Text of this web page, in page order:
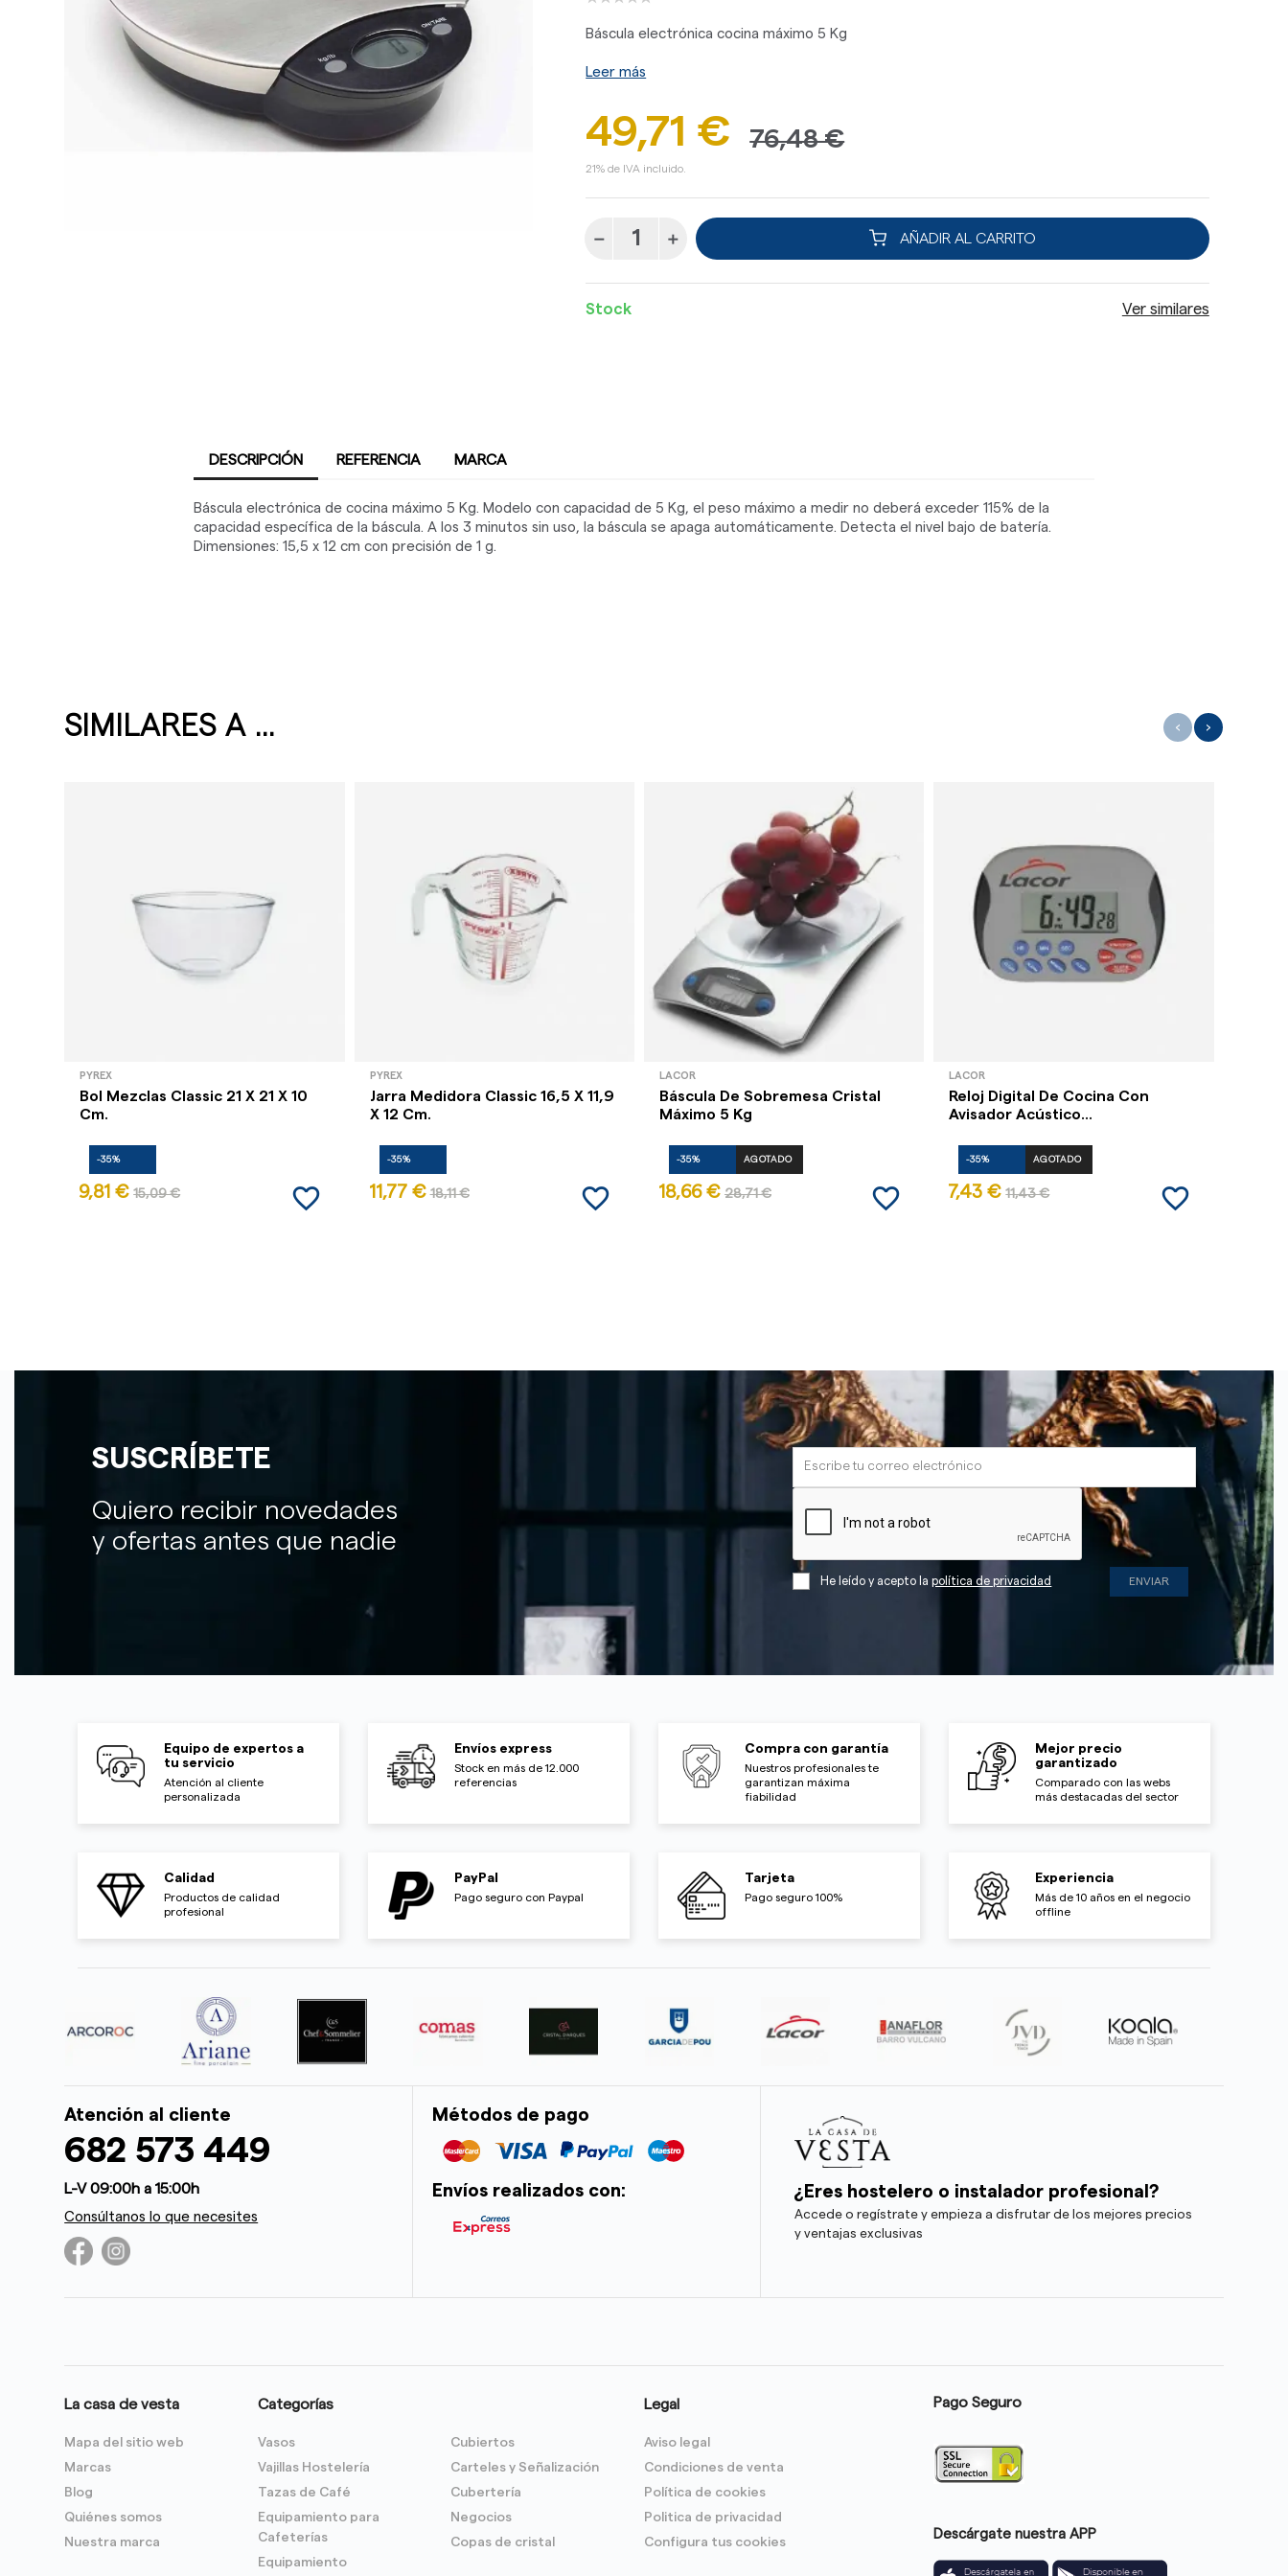
Báscula electrónica cocina máximo 5 Kg
Leer más
49,71 € 76,48 €
21% de IVA incluido.
AÑADIR AL CARRITO
Stock Ver similares
DESCRIPCIÓN REFERENCIA MARCA
Báscula electrónica de cocina máximo 5 Kg. Modelo con capacidad de 5 Kg, el peso máximo a medir no deberá exceder 115% de la
capacidad específica de la báscula. A los 3 minutos sin uso, la báscula se apaga automáticamente. Detecta el nivel bajo de batería.
Dimensiones: 15,5 x 12 cm con precisión de 1 g.
SIMILARES A ...
PYREX
Bol Mezclas Classic 21 X 21 X 10
Cm.
-35%
9,81 € 15,09 € favorite_border
PYREX
Jarra Medidora Classic 16,5 X 11,9
X 12 Cm.
-35%
11,77 € 18,11 € favorite_border
LACOR
Báscula De Sobremesa Cristal
Máximo 5 Kg
-35% AGOTADO
18,66 € 28,71 € favorite_border
LACOR
Reloj Digital De Cocina Con
Avisador Acústico...
-35% AGOTADO
7,43 € 11,43 € favorite_border
‹ ›
SUSCRÍBETE
Quiero recibir novedades
y ofertas antes que nadie
He leído y acepto lapolítica de privacidad
Equipo de expertos a
tu servicio
Atención al cliente
personalizada
Envíos express
Stock en más de 12.000
referencias
Compra con garantía
Nuestros profesionales te
garantizan máxima
fiabilidad
Mejor precio
garantizado
Comparado con las webs
más destacadas del sector
Calidad
Productos de calidad
profesional
PayPal
Pago seguro con Paypal
Tarjeta
Pago seguro 100%
Experiencia
Más de 10 años en el negocio
offline
Atención al cliente
682 573 449
L-V 09:00h a 15:00h
Consúltanos lo que necesites
Métodos de pago
Envíos realizados con: ¿Eres hostelero o instalador profesional?
Accede o regístrate y empieza a disfrutar de los mejores precios
y ventajas exclusivas
La casa de vesta
Mapa del sitio web
Marcas
Blog
Quiénes somos
Nuestra marca
Categorías
Vasos
Vajillas Hostelería
Tazas de Café
Equipamiento para
Cafeterías
Equipamiento
Cubiertos
Carteles y Señalización
Cubertería
Negocios
Copas de cristal
Legal
Aviso legal
Condiciones de venta
Política de cookies
Politica de privacidad
Configura tus cookies
Pago Seguro
Descárgate nuestra APP